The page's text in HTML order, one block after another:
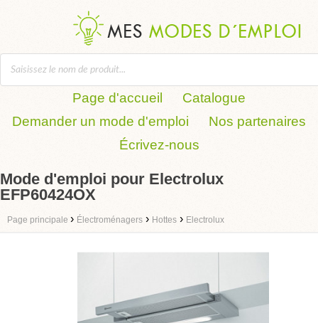
Page d'accueil
Catalogue
Demander un mode d'emploi
Nos partenaires
Écrivez-nous
Mode d'emploi pour Electrolux
EFP60424OX
Page principale › Électroménagers › Hottes › Electrolux